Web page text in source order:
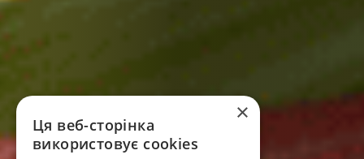
×
Ця веб-сторінка
використовує cookies